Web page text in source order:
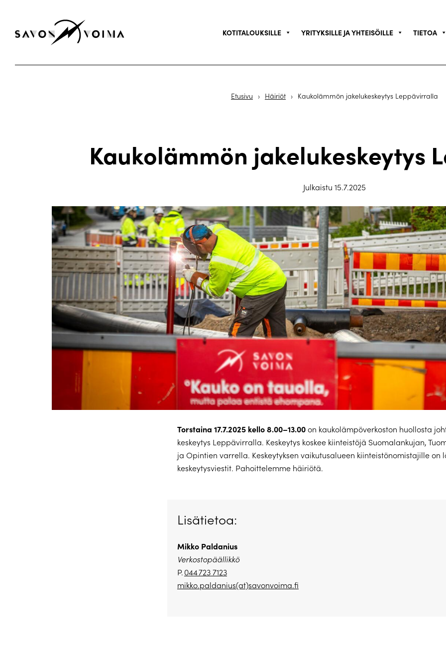
KOTITALOUKSILLE YRITYKSILLE JA YHTEISÖILLE TIETOA
Etusivu › Häiriöt › Kaukolämmön jakelukeskeytys Leppävirralla
Kaukolämmön jakelukeskeytys
Julkaistu 15.7.2025
Torstaina 17.7.2025 kello 8.00–13.00on kaukolämpöverkoston huollosta
keskeytys Leppävirralla. Keskeytys koskee kiinteistöjä Suomalankujan,
ja Opintien varrella. Keskeytyksen vaikutusalueen kiinteistönomistajille on
keskeytysviestit. Pahoittelemme häiriötä.
Lisätietoa:
Mikko Paldanius
Verkostopäällikkö
P.044 723 7123
mikko.paldanius(at)savonvoima.fi